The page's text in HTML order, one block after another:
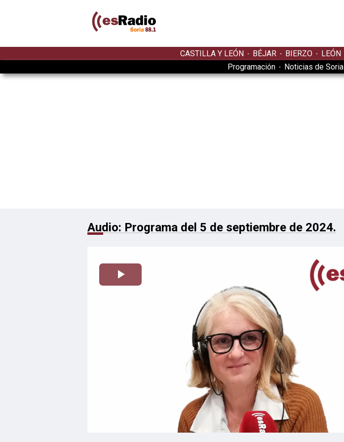
CASTILLA Y LEÓN BÉJAR BIERZO LEÓN
Programación
Noticias de Soria
Audio: Programa del 5 de septiembre de 2024.
Reproducir